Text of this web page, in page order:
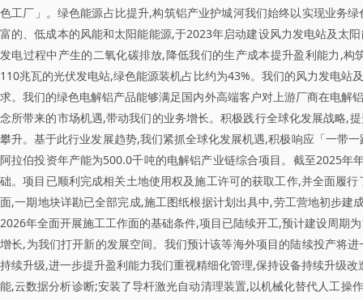
色工厂」。绿色能源占比提升,构筑铝产业护城河我们始终以实现业务
富的、低成本的风能和太阳能能源,于2023年启动建设风力发电站及太
发电过程中产生的二氧化碳排放,降低我们的生产成本提升盈利能力,
110兆瓦的光伏发电站,绿色能源装机占比约为43%。我们的风力发电
求。我们的绿色电解铝产品能够满足国内外高端客户对上游厂商在电
念所带来的市场机遇,带动我们的业务增长。积极践行全球化发展战略,
攀升。基于此行业发展趋势,我们紧抓全球化发展机遇,积极响应「一带
阿拉伯投资年产能为500.0千吨的电解铝产业链综合项目。截至2025
础。项目已顺利完成相关土地使用权及施工许可的获取工作,并全面履
面,一期地块详勘已全部完成,施工图纸根据计划出具中,劳工营地初步
2026年全面开展施工工作面的基础条件,项目已陆续开工,预计建设周期
增长,为我们打开新的发展空间。我们预计该等海外项目的陆续投产将
持续升级,进一步提升盈利能力我们重视精细化管理,保持设备持续升级
能,云数据分析诊断;安装了导杆激光自动清理装置,以机械化替代人工